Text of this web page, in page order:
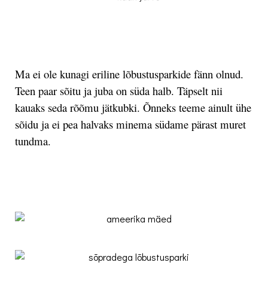
Ma ei ole kunagi eriline lõbustusparkide fänn olnud.
Teen paar sõitu ja juba on süda halb. Täpselt nii
kauaks seda rõõmu jätkubki. Õnneks teeme ainult ühe
sõidu ja ei pea halvaks minema südame pärast muret
tundma.